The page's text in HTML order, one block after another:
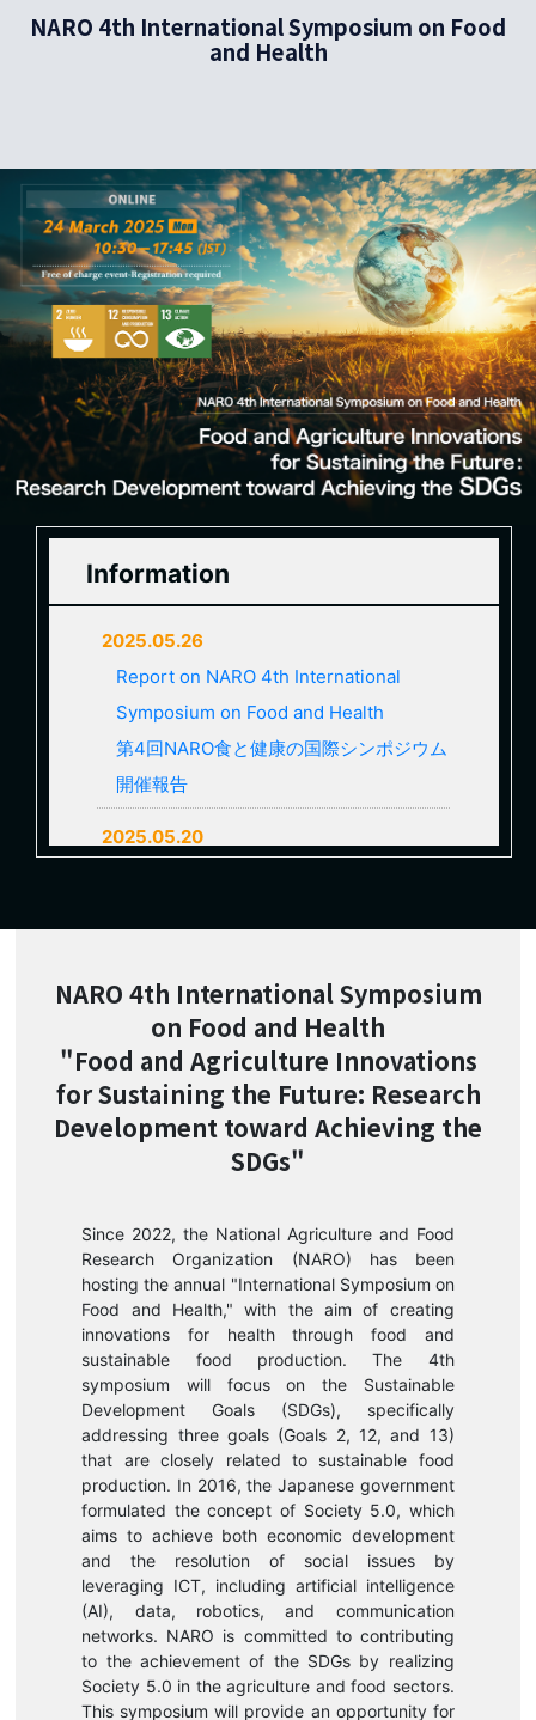
NARO 4th International Symposium on Food
and Health
Information
2025.05.26
Report on NARO 4th International
Symposium on Food and Health
第4回NARO食と健康の国際シンポジウム
開催報告
2025.05.20
Achived videos are available. (～5/20)
アーカイブ動画の配信を始めました。 (～
5/20)
2025.03.24
The symposium has concluded.
2025.02.21
Registration for online streaming
viewing is now open.
オンライン配信視聴の登録受付を開始し
ました。
2025.02.07
NARO 4th International Symposium on
Food and Health website has been
published.
「第4回 NARO食と健康の国際シンポジ
ウム」のウェブサイトを公開しました。
NARO 4th International Symposium
on Food and Health
"Food and Agriculture Innovations
for Sustaining the Future: Research
Development toward Achieving the
SDGs"
Since 2022, the National Agriculture and Food
Research Organization (NARO) has been
hosting the annual "International Symposium on
Food and Health," with the aim of creating
innovations for health through food and
sustainable food production. The 4th
symposium will focus on the Sustainable
Development Goals (SDGs), specifically
addressing three goals (Goals 2, 12, and 13)
that are closely related to sustainable food
production. In 2016, the Japanese government
formulated the concept of Society 5.0, which
aims to achieve both economic development
and the resolution of social issues by
leveraging ICT, including artificial intelligence
(AI), data, robotics, and communication
networks. NARO is committed to contributing
to the achievement of the SDGs by realizing
Society 5.0 in the agriculture and food sectors.
This symposium will provide an opportunity for